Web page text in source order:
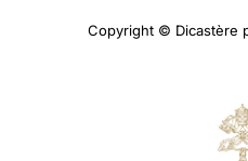
Copyright © Dicastère